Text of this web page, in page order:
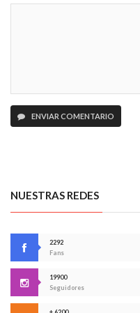
ENVIAR COMENTARIO
NUESTRAS REDES
2292
Fans
19900
Seguidores